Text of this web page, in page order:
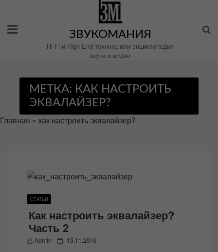
содержимому
ЗВУКОМАНИЯ
Hi-Fi и High-End техника или энциклопедия
звука и видео
МЕТКА: КАК НАСТРОИТЬ
ЭКВАЛАЙЗЕР?
Главная » как настроить эквалайзер?
СТАТЬИ
Как настроить эквалайзер?
Часть 2
Admin
P 15.11.2016